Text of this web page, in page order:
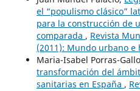
el “populismo clásico”
para la construcción de
comparada , Revista
(2011): Mundo urbano
Maria-Isabel Porras-
transformación del
sanitarias en España ,